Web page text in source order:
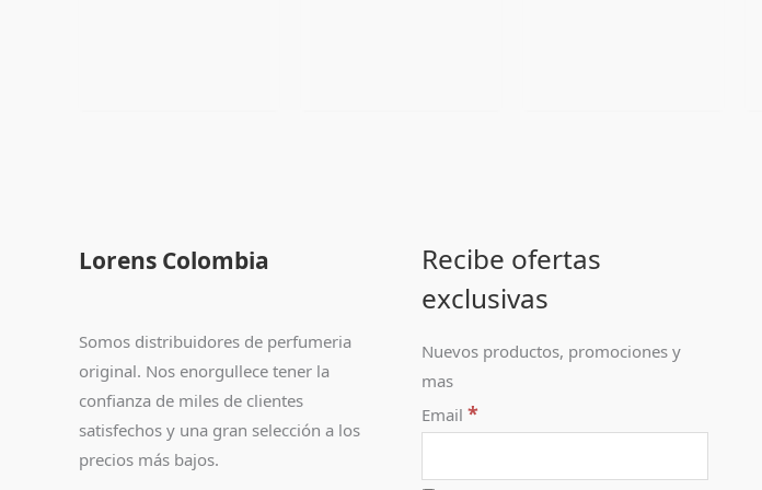
Lorens Colombia
Somos distribuidores de perfumeria
original. Nos enorgullece tener la
confianza de miles de clientes
satisfechos y una gran selección a los
precios más bajos.
Recibe ofertas
exclusivas
Nuevos productos, promociones y
mas
Email *